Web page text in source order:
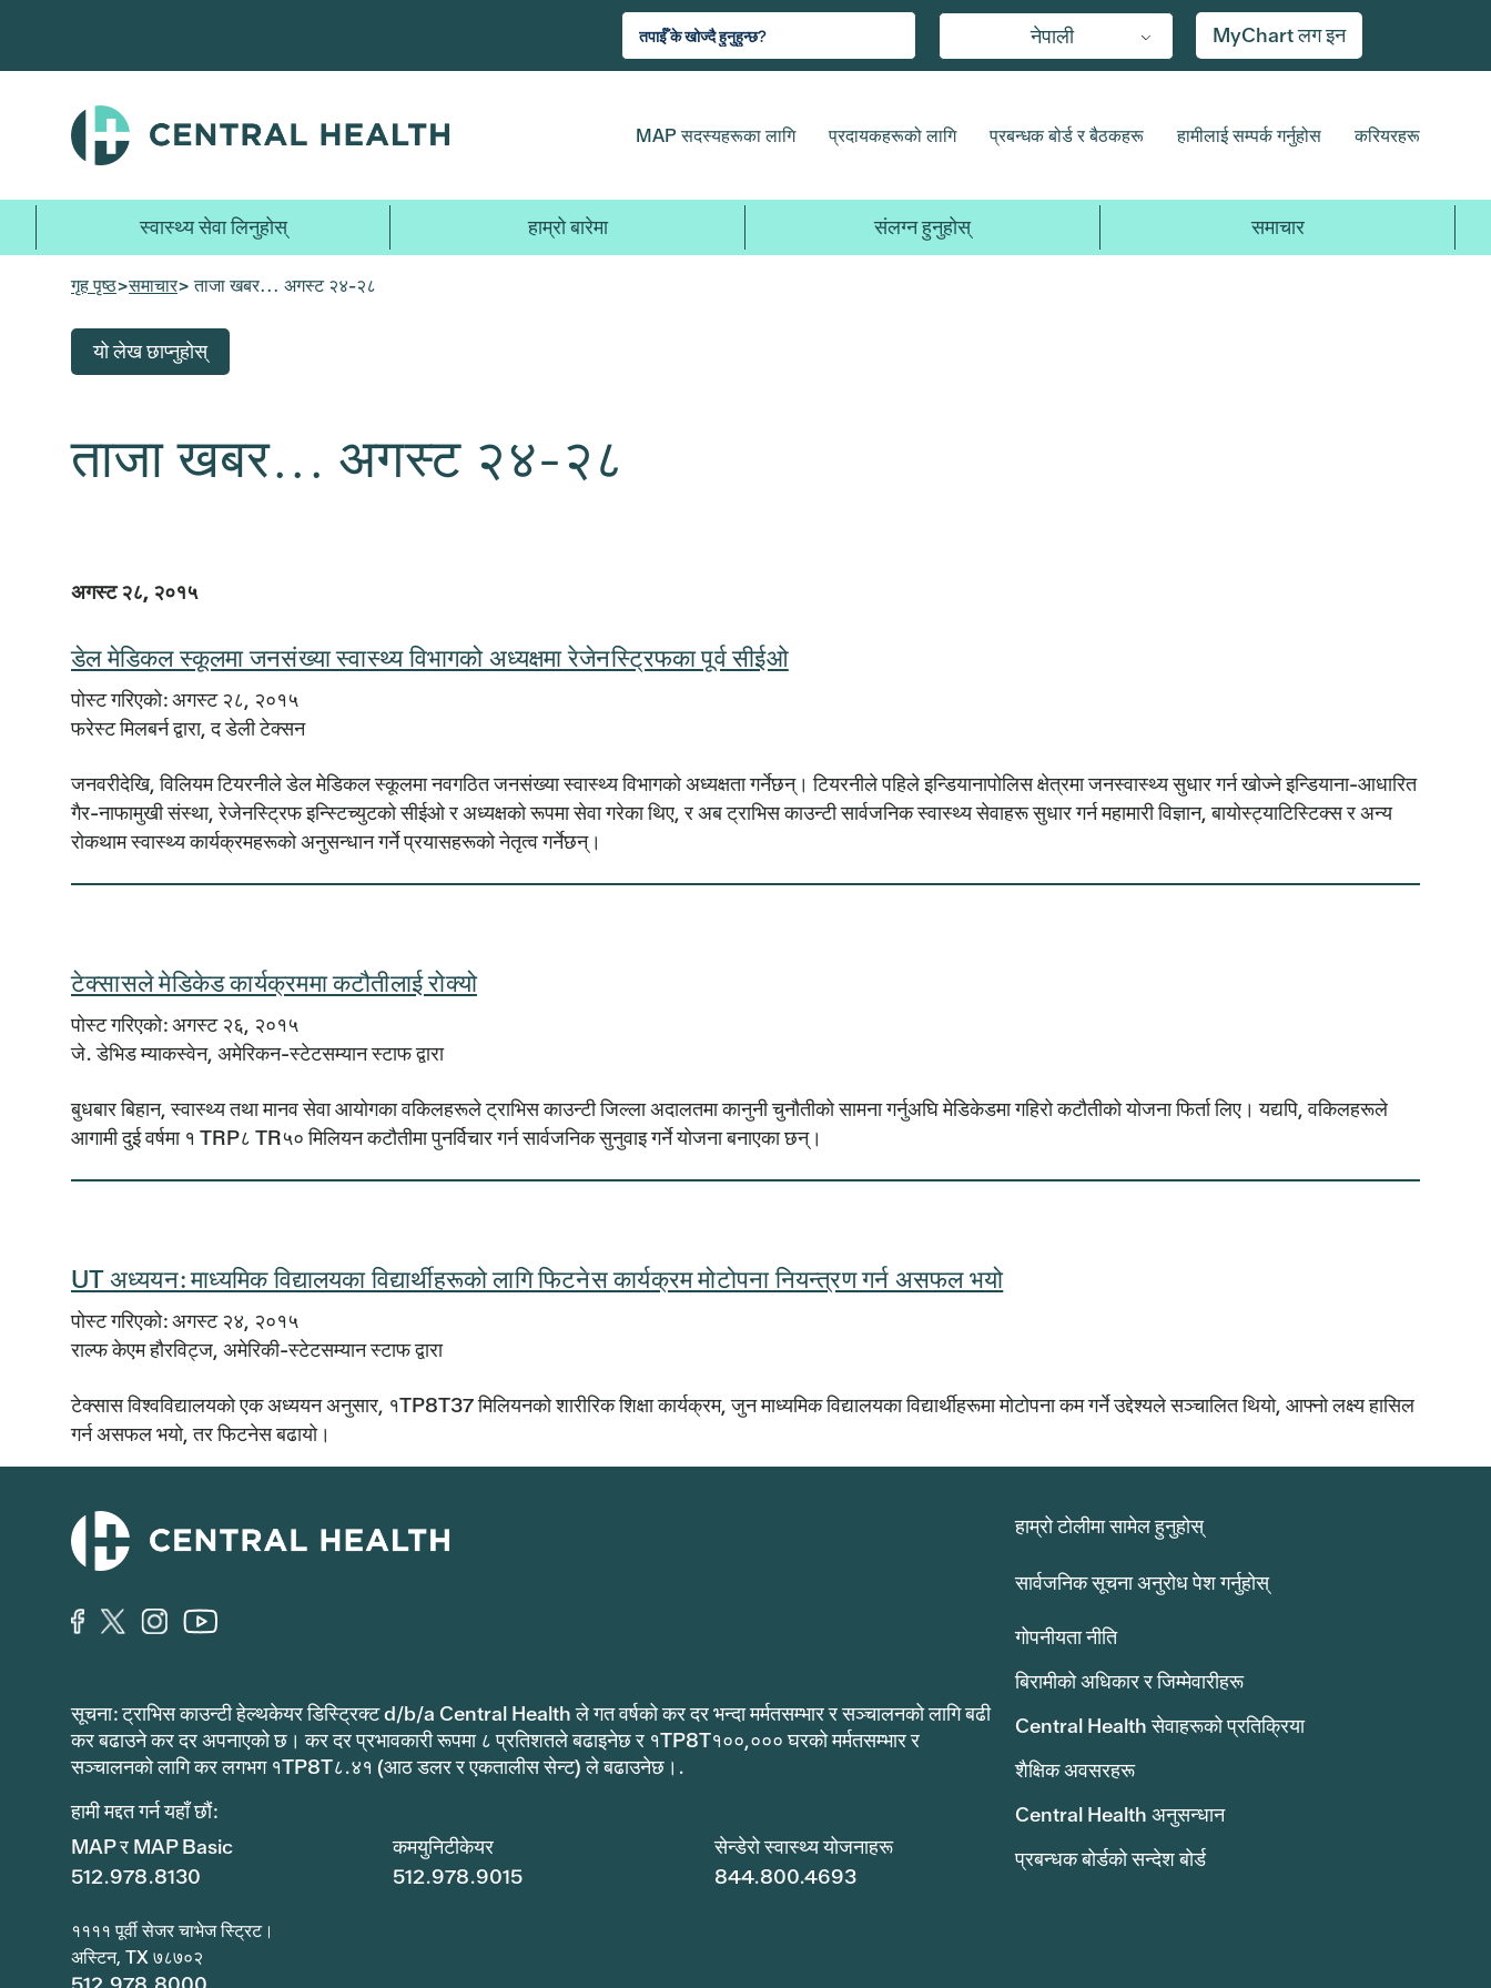
जानुहोस्
नेपाली MyChart लग इन
MAP सदस्यहरूका लागि प्रदायकहरूको लागि प्रबन्धक बोर्ड र बैठकहरू हामीलाई सम्पर्क गर्नुहोस करियरहरू
स्वास्थ्य सेवा लिनुहोस् हाम्रो बारेमा संलग्न हुनुहोस् समाचार
गृह पृष्ठ>समाचार> ताजा खबर... अगस्ट २४-२८
यो लेख छाप्नुहोस्
ताजा खबर... अगस्ट २४-२८
अगस्ट २८, २०१५
डेल मेडिकल स्कूलमा जनसंख्या स्वास्थ्य विभागको अध्यक्षमा रेजेनस्ट्रिफका पूर्व सीईओ
पोस्ट गरिएको: अगस्ट २८, २०१५
फरेस्ट मिलबर्न द्वारा, द डेली टेक्सन
जनवरीदेखि, विलियम टियरनीले डेल मेडिकल स्कूलमा नवगठित जनसंख्या स्वास्थ्य विभागको अध्यक्षता गर्नेछन्। टियरनीले पहिले इन्डियानापोलिस क्षेत्रमा जनस्वास्थ्य सुधार गर्न खोज्ने इन्डियाना-आधारित
गैर-नाफामुखी संस्था, रेजेनस्ट्रिफ इन्स्टिच्युटको सीईओ र अध्यक्षको रूपमा सेवा गरेका थिए, र अब ट्राभिस काउन्टी सार्वजनिक स्वास्थ्य सेवाहरू सुधार गर्न महामारी विज्ञान, बायोस्ट्याटिस्टिक्स र अन्य
रोकथाम स्वास्थ्य कार्यक्रमहरूको अनुसन्धान गर्ने प्रयासहरूको नेतृत्व गर्नेछन्।
टेक्सासले मेडिकेड कार्यक्रममा कटौतीलाई रोक्यो
पोस्ट गरिएको: अगस्ट २६, २०१५
जे. डेभिड म्याकस्वेन, अमेरिकन-स्टेटसम्यान स्टाफ द्वारा
बुधबार बिहान, स्वास्थ्य तथा मानव सेवा आयोगका वकिलहरूले ट्राभिस काउन्टी जिल्ला अदालतमा कानुनी चुनौतीको सामना गर्नुअघि मेडिकेडमा गहिरो कटौतीको योजना फिर्ता लिए। यद्यपि, वकिलहरूले
आगामी दुई वर्षमा १ TRP८ TR५० मिलियन कटौतीमा पुनर्विचार गर्न सार्वजनिक सुनुवाइ गर्ने योजना बनाएका छन्।
UT अध्ययन: माध्यमिक विद्यालयका विद्यार्थीहरूको लागि फिटनेस कार्यक्रम मोटोपना नियन्त्रण गर्न असफल भयो
पोस्ट गरिएको: अगस्ट २४, २०१५
राल्फ केएम हौरविट्ज, अमेरिकी-स्टेटसम्यान स्टाफ द्वारा
टेक्सास विश्वविद्यालयको एक अध्ययन अनुसार, १TP8T37 मिलियनको शारीरिक शिक्षा कार्यक्रम, जुन माध्यमिक विद्यालयका विद्यार्थीहरूमा मोटोपना कम गर्ने उद्देश्यले सञ्चालित थियो, आफ्नो लक्ष्य हासिल
गर्न असफल भयो, तर फिटनेस बढायो।
सूचना: ट्राभिस काउन्टी हेल्थकेयर डिस्ट्रिक्ट d/b/a Central Health ले गत वर्षको कर दर भन्दा मर्मतसम्भार र सञ्चालनको लागि बढी
कर बढाउने कर दर अपनाएको छ। कर दर प्रभावकारी रूपमा ८ प्रतिशतले बढाइनेछ र १TP8T१००,००० घरको मर्मतसम्भार र
सञ्चालनको लागि कर लगभग १TP8T८.४१ (आठ डलर र एकतालीस सेन्ट) ले बढाउनेछ।.
हामी मद्दत गर्न यहाँ छौं:
MAP र MAP Basic
512.978.8130
कमयुनिटीकेयर
512.978.9015
सेन्डेरो स्वास्थ्य योजनाहरू
844.800.4693
११११ पूर्वी सेजर चाभेज स्ट्रिट।
अस्टिन, TX ७८७०२
हाम्रो टोलीमा सामेल हुनुहोस्
सार्वजनिक सूचना अनुरोध पेश गर्नुहोस्
गोपनीयता नीति
बिरामीको अधिकार र जिम्मेवारीहरू
Central Health सेवाहरूको प्रतिक्रिया
शैक्षिक अवसरहरू
Central Health अनुसन्धान
प्रबन्धक बोर्डको सन्देश बोर्ड